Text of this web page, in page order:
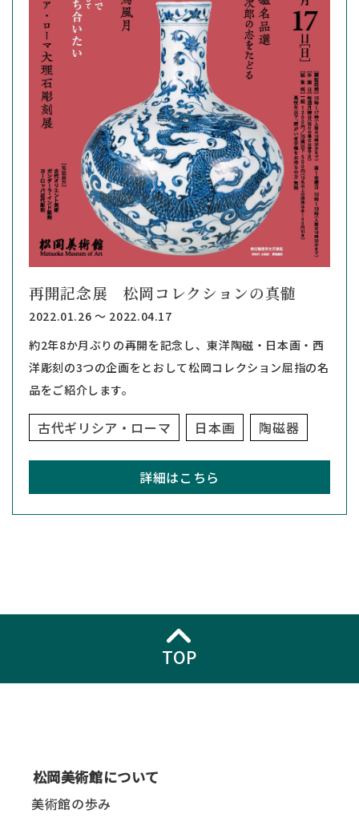
再開記念展 松岡コレクションの真髄
2022.01.26 ～ 2022.04.17
約2年8か月ぶりの再開を記念し、東洋陶磁・日本画・西
洋彫刻の3つの企画をとおして松岡コレクション屈指の名
品をご紹介します。
古代ギリシア・ローマ 日本画 陶磁器
詳細はこちら
TOP
松岡美術館について
美術館の歩み